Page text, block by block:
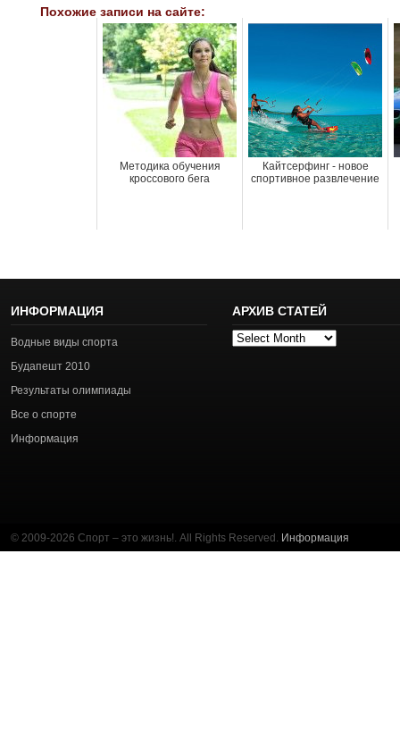
Похожие записи на сайте:
Методика обучения
кроссового бега
Кайтсерфинг - новое
спортивное развлечение
ИНФОРМАЦИЯ
Водные виды спорта
Будапешт 2010
Результаты олимпиады
Все о спорте
Информация
АРХИВ СТАТЕЙ
Архив
© 2009-2026 Спорт – это жизнь!. All Rights Reserved. Информация